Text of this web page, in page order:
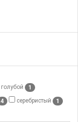
голубой
1
4 серебристый
1